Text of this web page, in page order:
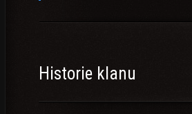
Historie klanu